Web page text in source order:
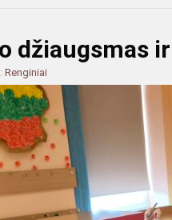
džiaugsmas
Renginiai